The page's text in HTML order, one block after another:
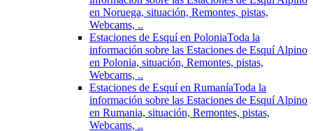
en Noruega, situación, Remontes, pistas,
Webcams, ..
Estaciones de Esquí en PoloniaToda la
información sobre las Estaciones de Esquí Alpino
en Polonia, situación, Remontes, pistas,
Webcams, ..
Estaciones de Esquí en RumaníaToda la
información sobre las Estaciones de Esquí Alpino
en Rumania, situación, Remontes, pistas,
Webcams, ..